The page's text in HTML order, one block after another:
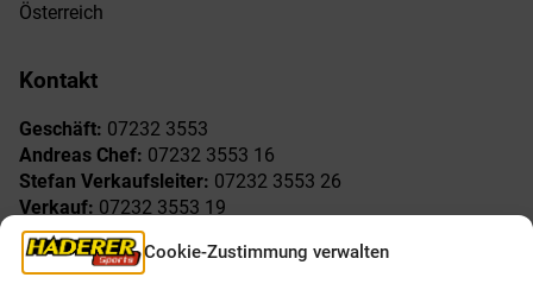
Cookie-Zustimmung verwalten
Österreich
Kontakt
Geschäft: 07232 3553
Andreas Chef: 07232 3553 16
Stefan Verkaufsleiter: 07232 3553 26
Verkauf: 07232 3553 19
Reklamationen: